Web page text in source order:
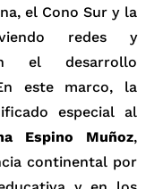
el Cono Sur y la
redes y
el desarrollo
este marco, la
especial al
Espino Muñoz,
continental por